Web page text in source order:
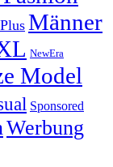
Männer
NewEra
Model
Sponsored
Werbung